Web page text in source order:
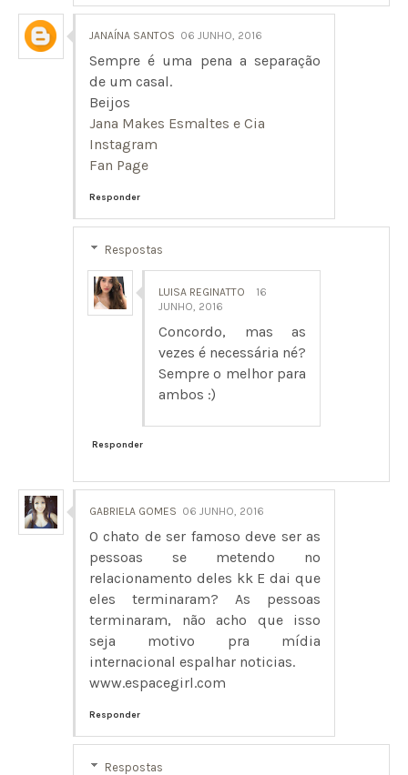
JANAÍNA SANTOS 06 JUNHO, 2016
Sempre é uma pena a separação
de um casal.
Beijos
Jana Makes Esmaltes e Cia
Instagram
Fan Page
Responder
Respostas
LUISA REGINATTO
16
JUNHO, 2016
Concordo, mas as
vezes é necessária né?
Sempre o melhor para
ambos :)
Responder
GABRIELA GOMES 06 JUNHO, 2016
O chato de ser famoso deve ser as
pessoas se metendo no
relacionamento deles kk E dai que
eles terminaram? As pessoas
terminaram, não acho que isso
seja motivo pra mídia
internacional espalhar noticias.
www.espacegirl.com
Responder
Respostas